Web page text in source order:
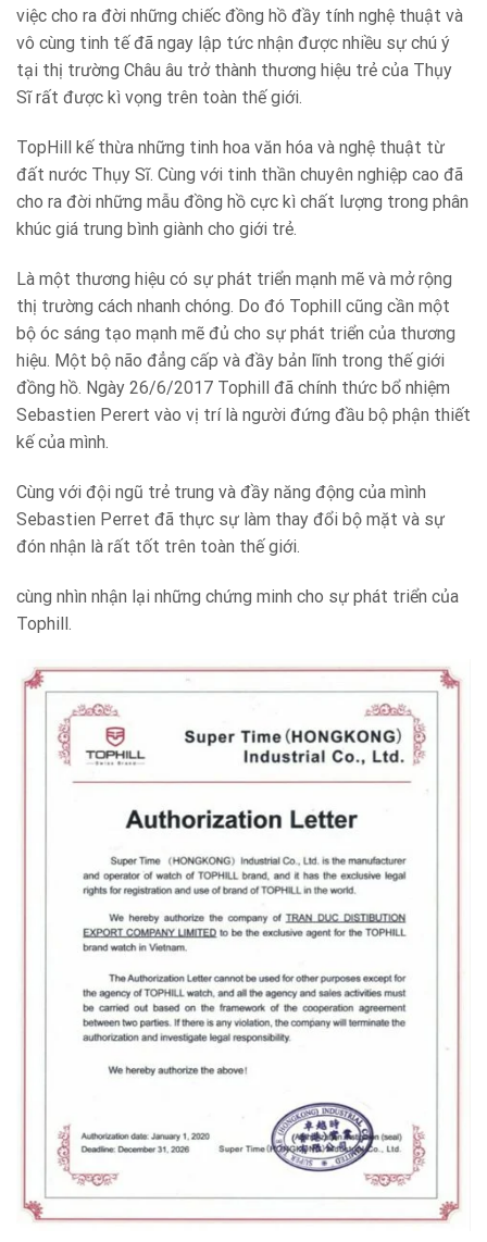
việc cho ra đời những chiếc đồng hồ đầy tính nghệ thuật và
vô cùng tinh tế đã ngay lập tức nhận được nhiều sự chú ý
tại thị trường Châu âu trở thành thương hiệu trẻ của Thụy
Sĩ rất được kì vọng trên toàn thế giới.
TopHill kế thừa những tinh hoa văn hóa và nghệ thuật từ
đất nước Thụy Sĩ. Cùng với tinh thần chuyên nghiệp cao đã
cho ra đời những mẫu đồng hồ cực kì chất lượng trong phân
khúc giá trung bình giành cho giới trẻ.
Là một thương hiệu có sự phát triển mạnh mẽ và mở rộng
thị trường cách nhanh chóng. Do đó Tophill cũng cần một
bộ óc sáng tạo mạnh mẽ đủ cho sự phát triển của thương
hiệu. Một bộ não đẳng cấp và đầy bản lĩnh trong thế giới
đồng hồ. Ngày 26/6/2017 Tophill đã chính thức bổ nhiệm
Sebastien Perert vào vị trí là người đứng đầu bộ phận thiết
kế của mình.
Cùng với đội ngũ trẻ trung và đầy năng động của mình
Sebastien Perret đã thực sự làm thay đổi bộ mặt và sự
đón nhận là rất tốt trên toàn thế giới.
cùng nhìn nhận lại những chứng minh cho sự phát triển của
Tophill.